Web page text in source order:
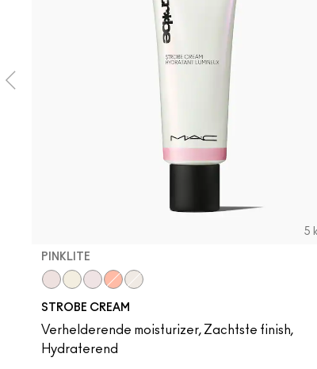
5
PINKLITE
STROBE CREAM
Verhelderende moisturizer, Zachtste finish,
Hydraterend